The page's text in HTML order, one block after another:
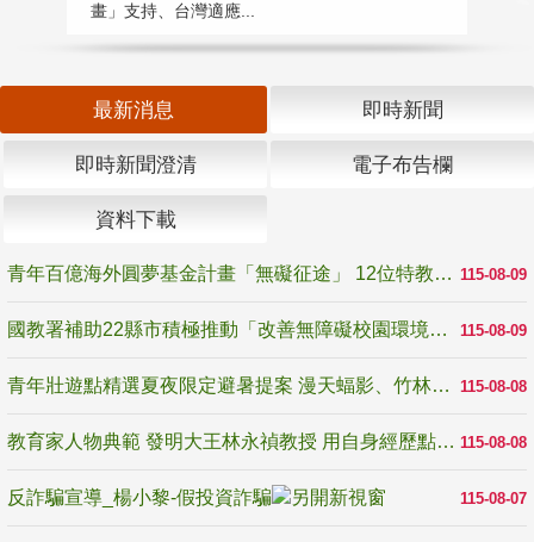
畫」支持、台灣適應...
最新消息 即時新聞
即時新聞澄清 電子布告欄
資料下載
115-08-09
青年百億海外圓夢基金計畫「無礙征途」 12位特教與弱勢青年勇闖西班牙 跨越感官限制見證生命蛻變
115-08-09
國教署補助22縣市積極推動「改善無障礙校園環境計畫」 打造友善、安全、無礙學習空間
115-08-08
青年壯遊點精選夏夜限定避暑提案 漫天蝠影、竹林尋蛙、茶香夜觀 邀青年暮色出發
115-08-08
教育家人物典範 發明大王林永禎教授 用自身經歷點亮學生的路
115-08-07
反詐騙宣導_楊小黎-假投資詐騙